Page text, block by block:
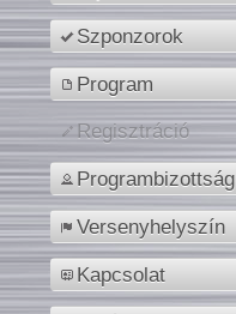
Szponzorok
Program
Regisztráció
Programbizottság
Versenyhelyszín
Kapcsolat